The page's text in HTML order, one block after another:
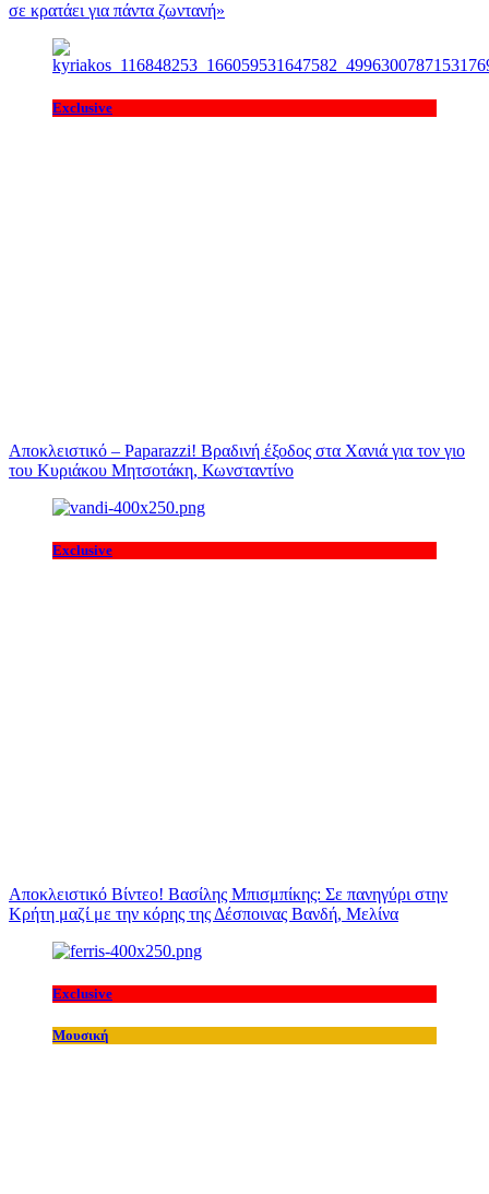
σε κρατάει για πάντα ζωντανή»
Exclusive
Αποκλειστικό – Paparazzi! Βραδινή έξοδος στα Χανιά για τον γιο
του Κυριάκου Μητσοτάκη, Κωνσταντίνο
Exclusive
Αποκλειστικό Βίντεο! Βασίλης Μπισμπίκης: Σε πανηγύρι στην
Κρήτη μαζί με την κόρης της Δέσποινας Βανδή, Μελίνα
Exclusive
Μουσική